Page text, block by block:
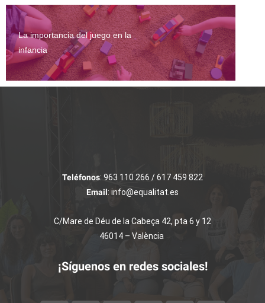
La importancia del juego en la
infancia
Teléfonos: 963 110 266 / 617 459 822
Email: info@equalitat.es
C/Mare de Déu de la Cabeça 42, pta 6 y 12
46014 – València
¡Síguenos en redes sociales!